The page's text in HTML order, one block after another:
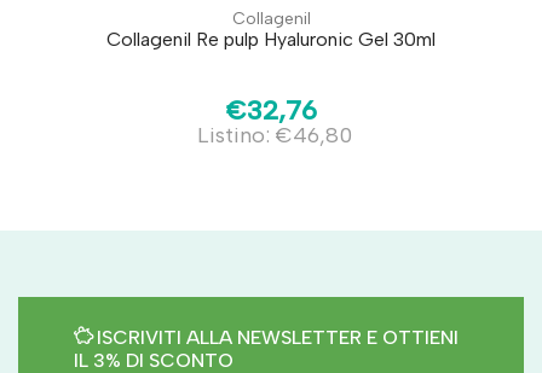
Collagenil
Collagenil Re pulp Hyaluronic Gel 30ml
€32,76
Listino: €46,80
ISCRIVITI ALLA NEWSLETTER E OTTIENI
IL 3% DI SCONTO